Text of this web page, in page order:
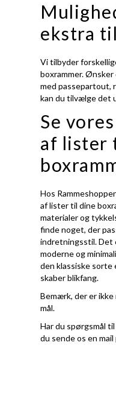
ekstra
Vi tilbyder
boxrammer. Ønsker
med passepartout,
kan du tilvælge det
Se
af lister
Hos
af lister til dine
materialer og
finde noget, der
indretningsstil. Det
moderne og
den klassiske sorte
skaber blikfang.
Bemærk, der er
mål.
Har du spørgsmål
du sende os en mail